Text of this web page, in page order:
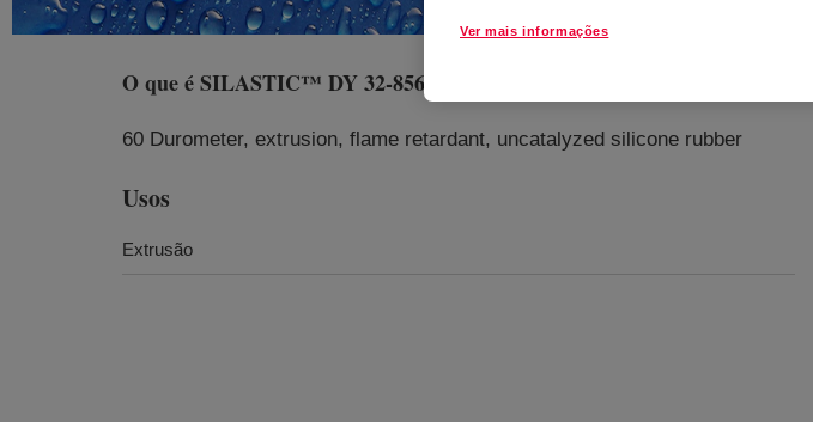
O que éSILASTIC™ DY 32-856 U Silicone Rubber
60 Durometer, extrusion, flame retardant, uncatalyzed silicone rubber
Usos
Extrusão
Ver mais informações